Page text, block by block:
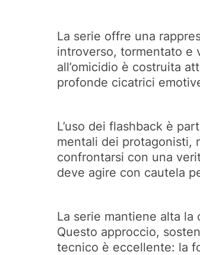
La serie offre una
introverso, tormentato e
all’omicidio è costruita
profonde cicatrici
L’uso dei flashback è
mentali dei protagonisti,
confrontarsi con una
deve agire con cautela
La serie mantiene alta
Questo approccio,
tecnico è eccellente: la